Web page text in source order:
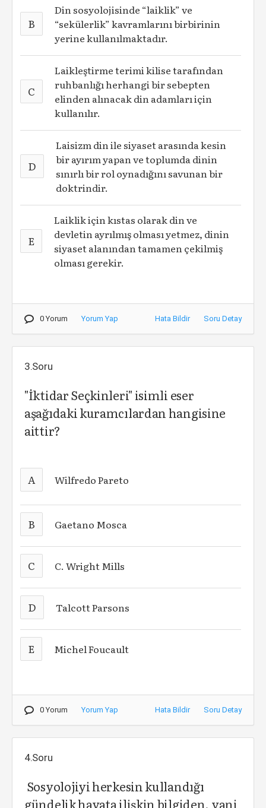
B
Din sosyolojisinde “laiklik” ve
“sekülerlik” kavramlarını birbirinin
yerine kullanılmaktadır.
C
Laikleştirme terimi kilise tarafından
ruhbanlığı herhangi bir sebepten
elinden alınacak din adamları için
kullanılır.
D
Laisizm din ile siyaset arasında kesin
bir ayırım yapan ve toplumda dinin
sınırlı bir rol oynadığını savunan bir
doktrindir.
E
Laiklik için kıstas olarak din ve
devletin ayrılmış olması yetmez, dinin
siyaset alanından tamamen çekilmiş
olması gerekir.
0 Yorum Yorum Yap Hata Bildir Soru Detay
3.Soru
"İktidar Seçkinleri" isimli eser
aşağıdaki kuramcılardan hangisine
aittir?
A Wilfredo Pareto
B Gaetano Mosca
C C. Wright Mills
D Talcott Parsons
E Michel Foucault
0 Yorum Yorum Yap Hata Bildir Soru Detay
4.Soru
Sosyolojiyi herkesin kullandığı
gündelik hayata ilişkin bilgiden, yani